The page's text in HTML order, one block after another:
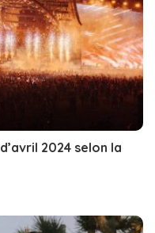
2024 selon la